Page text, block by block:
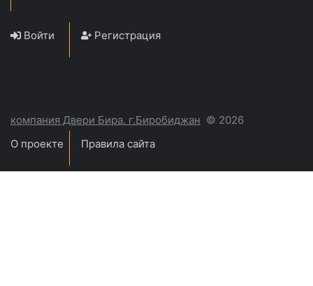
Войти Регистрация
компания Двери Бира. г.Биробиджан © 2026
О проекте
Правила сайта